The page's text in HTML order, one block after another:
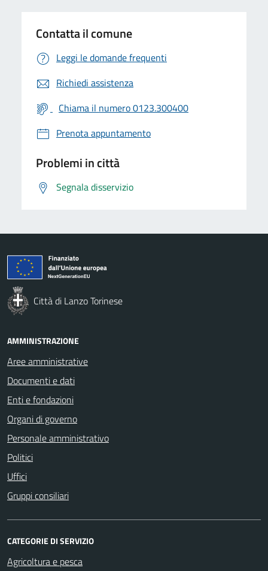
Contatta il comune
Leggi le domande frequenti
Richiedi assistenza
Chiama il numero 0123.300400
Prenota appuntamento
Problemi in città
Segnala disservizio
Città di Lanzo Torinese
AMMINISTRAZIONE
Aree amministrative
Documenti e dati
Enti e fondazioni
Organi di governo
Personale amministrativo
Politici
Uffici
Gruppi consiliari
CATEGORIE DI SERVIZIO
Agricoltura e pesca